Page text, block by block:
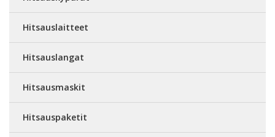
Hitsauslaitteet
Hitsauslangat
Hitsausmaskit
Hitsauspaketit